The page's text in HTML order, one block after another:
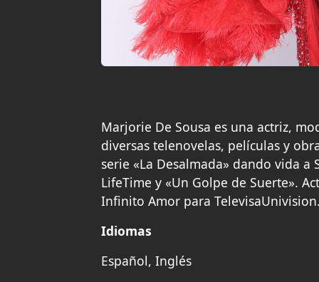
Marjorie De Sousa es una actriz,
diversas telenovelas, películas y
serie «La Desalmada» dando vida a
LifeTime y «Un Golpe de Suerte».
Infinito Amor para
Idiomas
Español, Inglés